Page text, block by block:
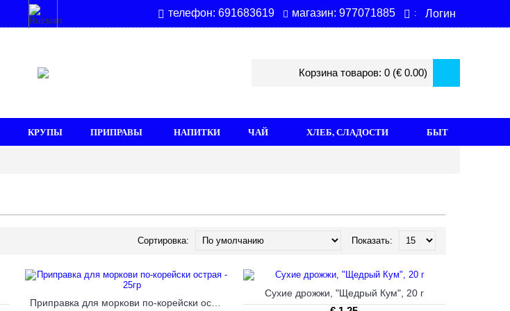
телефон: 691683619 магазин: 977071885 : Логин
Корзина товаров: 0 (€ 0.00)
КРУПЫ ПРИПРАВЫ НАПИТКИ ЧАЙ ХЛЕБ, СЛАДОСТИ БЫТ
Показать:
Сортировка:
Сухие дрожжи, "Щедрый Кум", 20 г